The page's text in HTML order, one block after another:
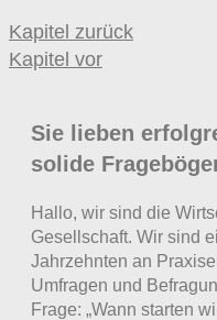
Kapitel zurück
Kapitel vor
Sie lieben
solide
Hallo, wir sind die
Gesellschaft. Wir sind
Jahrzehnten an
Umfragen und
Frage: „Wann starten